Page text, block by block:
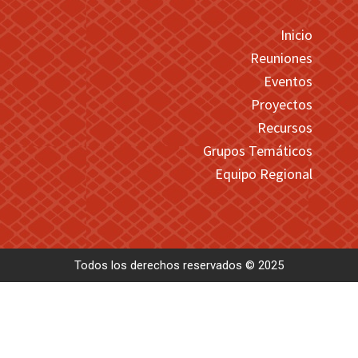
Inicio
Reuniones
Eventos
Proyectos
Recursos
Grupos Temáticos
Equipo Regional
Todos los derechos reservados © 2025